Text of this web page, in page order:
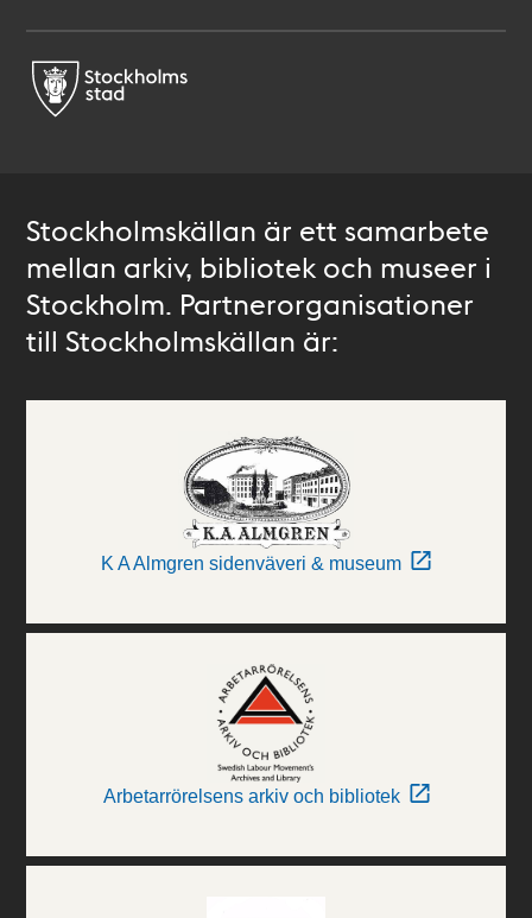
Stockholmskällan är ett samarbete
mellan arkiv, bibliotek och museer i
Stockholm. Partnerorganisationer
till Stockholmskällan är:
K A Almgren sidenväveri & museum
Arbetarrörelsens arkiv och bibliotek